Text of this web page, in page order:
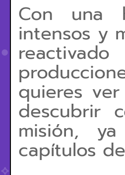
Con una
intensos y
quieres
descubrir
misión,
capítulos